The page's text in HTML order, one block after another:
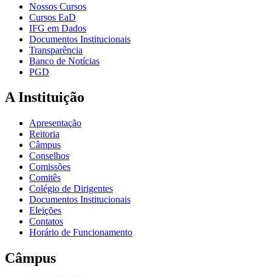
Nossos Cursos
Cursos EaD
IFG em Dados
Documentos Institucionais
Transparência
Banco de Notícias
PGD
A Instituição
Apresentação
Reitoria
Câmpus
Conselhos
Comissões
Comitês
Colégio de Dirigentes
Documentos Institucionais
Eleições
Contatos
Horário de Funcionamento
Câmpus